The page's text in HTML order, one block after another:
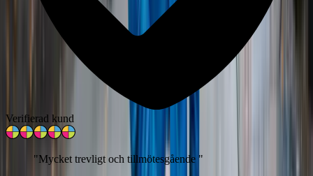
Verifierad kund
"Mycket trevligt och tillmötesgående "